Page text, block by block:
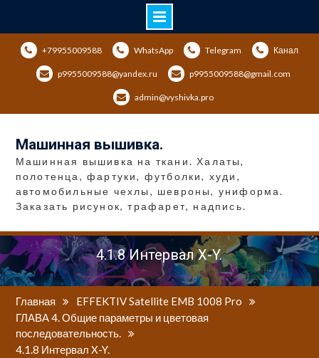
Перейти
содержимому
+79955009588 WhatsApp Telegram Канал
p9955009588@yandex.ru p9955009588@gmail.com
admin@vyshivka.pro
Машинная вышивка.
Машинная вышивка на ткани. Халаты,
полотенца, фартуки, футболки, худи,
автомобильные чехлы, шевроны, униформа.
Заказать рисунок, трафарет, надпись.
4.1.8 Интервал X-Y.
Главная
EFFEKTIV Satellite EMB 1008 Pro
ГЛАВА 4. Общие параметры и цветовая
последовательность.
4.1.8 Интервал X-Y.